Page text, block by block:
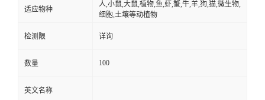
适应物种
人,小鼠,大鼠,植物,鱼,虾,蟹,牛,羊,狗,猫,微生物,
细胞,土壤等动植物
检测限 详询
数量 100
英文名称